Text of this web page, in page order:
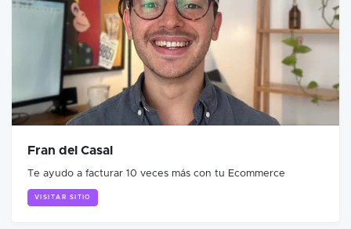
Fran del Casal
Te ayudo a facturar 10 veces más con tu Ecommerce
VISITAR SITIO